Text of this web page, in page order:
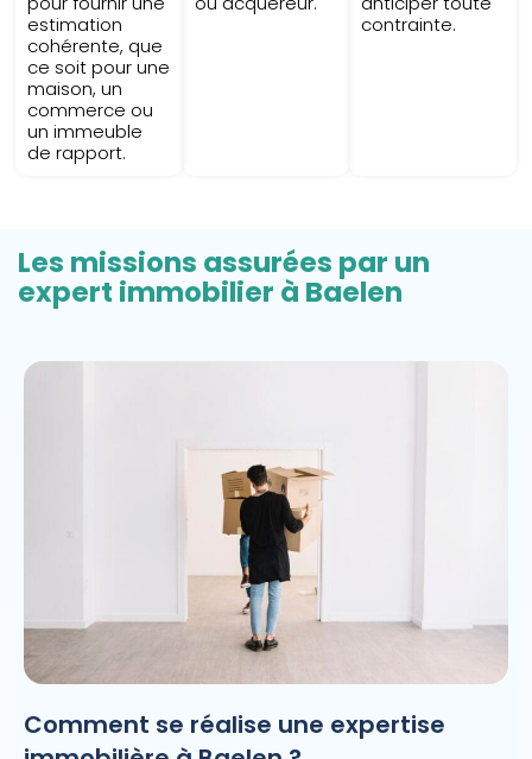
estimation
cohérente, que
ce soit pour une
maison, un
commerce ou
un immeuble
de rapport.
contrainte.
Les missions assurées par un
expert immobilier à Baelen
Comment se réalise une expertise